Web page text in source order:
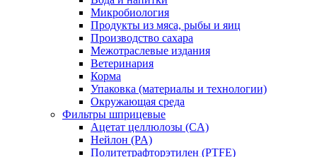
Микробиология
Продукты из мяса, рыбы и яиц
Производство сахара
Межотраслевые издания
Ветеринария
Корма
Упаковка (материалы и технологии)
Окружающая среда
Фильтры шприцевые
Ацетат целлюлозы (CA)
Нейлон (PA)
Политетрафторэтилен (PTFE)